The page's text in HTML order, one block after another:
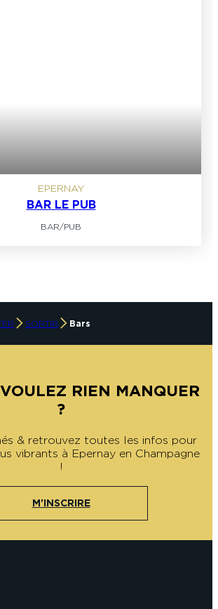
EPERNAY
BAR LE PUB
BAR/PUB
SORTIR Bars
RIEN MANQUER
?
& retrouvez toutes les infos pour
vibrants à Epernay en Champagne
!
M'INSCRIRE